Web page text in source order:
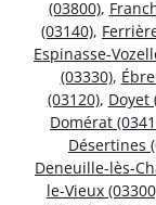
(03800),
(03140),
Espinasse-
(03330),
(03120), Doyet
Domérat
Désertines
Deneuille-lès-
le-Vieux